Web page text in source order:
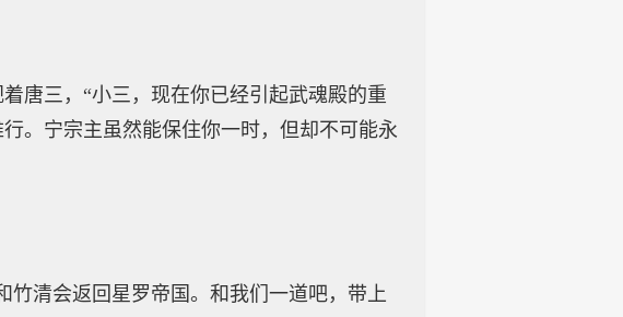
唐三，“小三，现在你已经引起武魂殿的重
。宁宗主虽然能保住你一时，但却不可能永
竹清会返回星罗帝国。和我们一道吧，带上